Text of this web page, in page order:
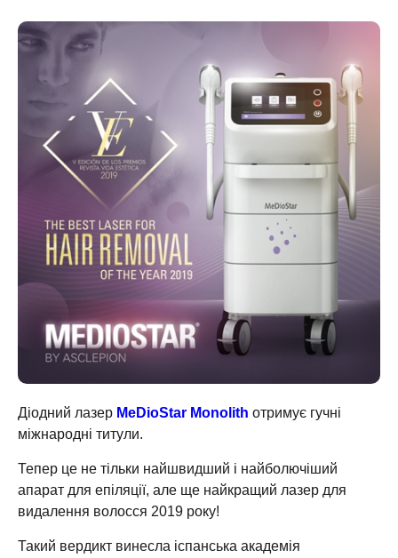
Діодний лазер MeDioStar Monolith отримує гучні
міжнародні титули.
Тепер це не тільки найшвидший і найболючіший
апарат для епіляції, але ще найкращий лазер для
видалення волосся 2019 року!
Такий вердикт винесла іспанська академія